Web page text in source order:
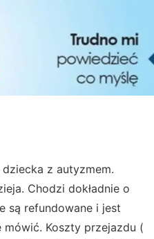
z autyzmem.
Chodzi dokładnie o
są refundowane i jest
Koszty przejazdu (